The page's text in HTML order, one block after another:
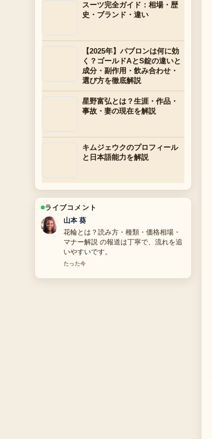
スーツ完全ガイド：相場・歴
史・ブランド・違い
【2025年】パブロンは何に効
く？ゴールドAとS錠の違いと
成分・副作用・飲み合わせ・
選び方を徹底解説
星野富弘とは？生涯・作品・
事故・妻の現在を解説
キムジェウクのプロフィール
と日本語能力を解説
ライブコメント
加藤 海斗
人気俳優・高橋克典の結婚歴や家族構
成、妻の現在や17歳の長男、梅宮アン
ナや高嶋ちさ子との関係まで徹底解説
周辺の検証がしっかりしていて安心感